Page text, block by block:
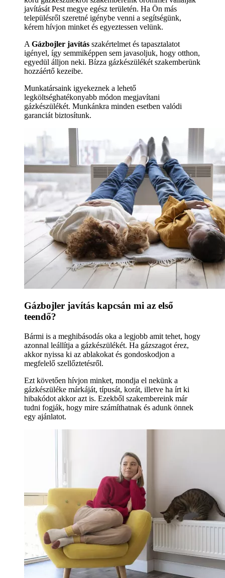
javítását Pest megye egész területén. Ha Ön más
településről szeretné igénybe venni a segítségünk,
kérem hívjon minket és egyeztessen velünk.
A Gázbojler javítás szakértelmet és tapasztalatot
igényel, így semmiképpen sem javasoljuk, hogy otthon,
egyedül álljon neki. Bízza gázkészülékét szakemberünk
hozzáértő kezeibe.
Munkatársaink igyekeznek a lehető
legköltséghatékonyabb módon megjavítani
gázkészülékét. Munkánkra minden esetben valódi
garanciát biztosítunk.
Gázbojler javítás kapcsán mi az első
teendő?
Bármi is a meghibásodás oka a legjobb amit tehet, hogy
azonnal leállítja a gázkészülékét. Ha gázszagot érez,
akkor nyissa ki az ablakokat és gondoskodjon a
megfelelő szellőztetésről.
Ezt követően hívjon minket, mondja el nekünk a
gázkészüléke márkáját, típusát, korát, illetve ha írt ki
hibakódot akkor azt is. Ezekből szakembereink már
tudni fogják, hogy mire számíthatnak és adunk önnek
egy ajánlatot.